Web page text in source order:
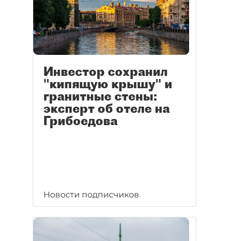
Инвестор сохранил
"кипящую крышу" и
гранитные стены:
эксперт об отеле на
Грибоедова
Новости подписчиков